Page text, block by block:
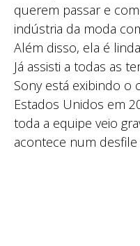
querem passar e
indústria da moda
Além disso, ela é
Já assisti a todas as
Sony está exibindo o
Estados Unidos em
toda a equipe veio
acontece num desfile